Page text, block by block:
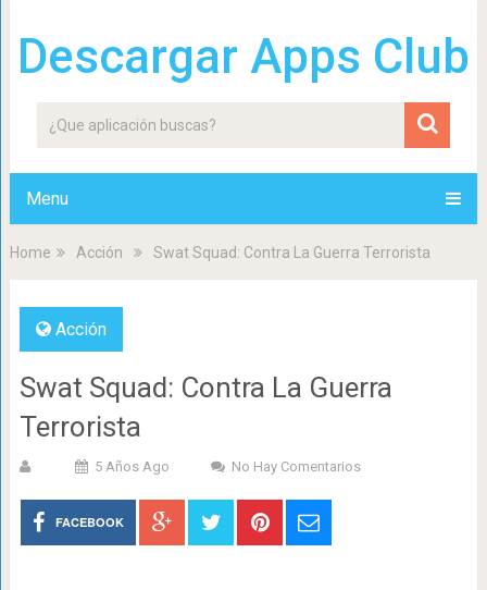
Descargar Apps Club
Menu
Home Acción Swat Squad: Contra La Guerra Terrorista
Acción
Swat Squad: Contra La Guerra
Terrorista
5 Años Ago No Hay Comentarios
FACEBOOK